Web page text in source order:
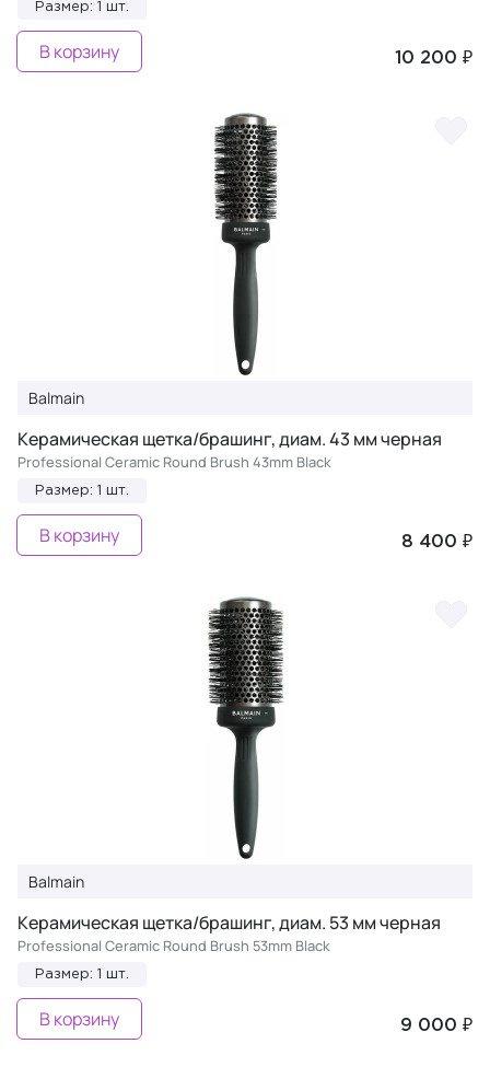
Размер: 1 шт.
10 200 ₽
В корзину
Balmain
Керамическая щетка/брашинг, диам. 43 мм черная
Professional Ceramic Round Brush 43mm Black
Размер: 1 шт.
8 400 ₽
В корзину
Balmain
Керамическая щетка/брашинг, диам. 53 мм черная
Professional Ceramic Round Brush 53mm Black
Размер: 1 шт.
9 000 ₽
В корзину